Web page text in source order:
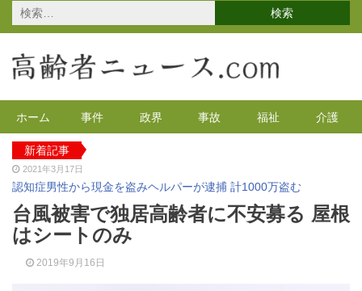
検
索:
ホーム 事件 政界 事故 福祉 介護
新着記事
2021年3月17日
認知症男性から現金を盗みヘルパーが逮捕 計1000万盗む
2021年2月4日
2020年の特殊詐欺が1万3千件 コロナで高齢者の被害が多発
2020年12月14日
有料老人ホームを活用で特養待機者を解消へ 江戸川区
台風被害で独居高齢者に不安募る 屋根
はシートのみ
2019年9月16日